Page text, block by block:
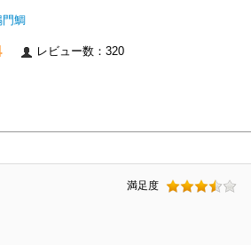
門鯛
レビュー数：320
満足度